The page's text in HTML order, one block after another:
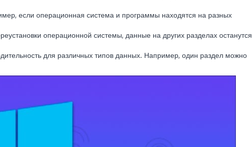
если операционная система и программы находятся на разных
операционной системы, данные на других разделах останутся
для различных типов данных. Например, один раздел можно